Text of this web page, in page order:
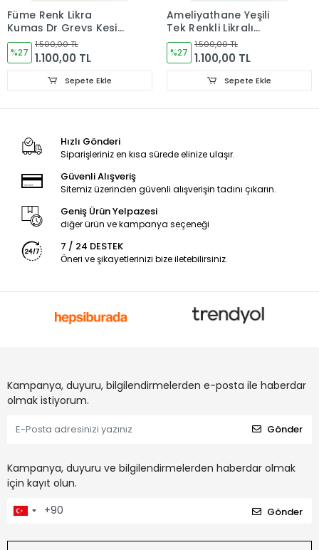
Füme Renk Likra
Kumaş Dr Greys Kesim
Takım Forma
%27
1.500,00 TL
1.100,00 TL
Sepete Ekle
Ameliyathane Yeşili
Tek Renkli Likralı
Kumaş Cerrahi Takım
V Yaka Forma
%27
1.500,00 TL
1.100,00 TL
Sepete Ekle
Hızlı Gönderi
Siparişleriniz en kısa sürede elinize ulaşır.
Güvenli Alışveriş
Sitemiz üzerinden güvenli alışverişin tadını çıkarın.
Geniş Ürün Yelpazesi
diğer ürün ve kampanya seçeneği
7 / 24 DESTEK
Öneri ve şikayetlerinizi bize iletebilirsiniz.
Kampanya, duyuru, bilgilendirmelerden e-posta ile haberdar
olmak istiyorum.
Gönder
Kampanya, duyuru ve bilgilendirmelerden haberdar olmak
için kayıt olun.
Gönder